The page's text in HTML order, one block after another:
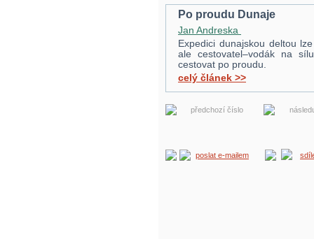
Po proudu Dunaje
Jan Andreska
Expedici dunajskou deltou
ale cestovatel–vodák na
cestovat po proudu.
celý článek >>
předchozí číslo
poslat e-mailem